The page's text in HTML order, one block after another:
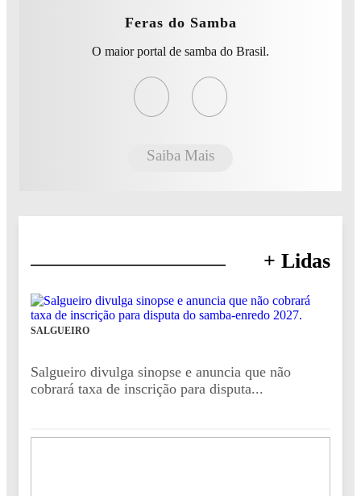
Feras do Samba
O maior portal de samba do Brasil.
Saiba Mais
+ Lidas
SALGUEIRO
Salgueiro divulga sinopse e anuncia que não
cobrará taxa de inscrição para disputa...